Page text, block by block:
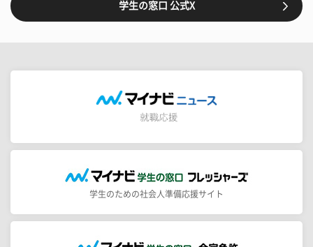
学生の窓口 公式X
学生のための社会人準備応援サイト